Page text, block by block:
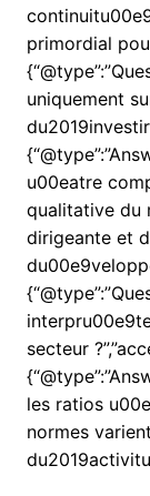
primordial
uniquement
du2019investir
u00eatre
qualitative du
dirigeante et
secteur
les ratios
normes